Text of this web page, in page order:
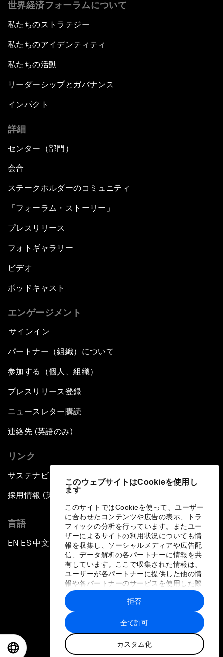
このウェブサイトはCookieを使用し
ます
このサイトではCookieを使って、ユーザー
に合わせたコンテンツや広告の表示、トラ
フィックの分析を行っています。またユー
ザーによるサイトの利用状況についても情
報を収集し、ソーシャルメディアや広告配
信、データ解析の各パートナーに情報を共
有しています。ここで収集された情報は、
ユーザーが各パートナーに提供した他の情
報や各パートナーのサービスを使用した際
に収集された情報と組み合わされ、各パー
トナーによって使用されることがありま
す。
全て許可
カスタム化
拒否
世界経済フォーラムについて
私たちのストラテジー
私たちのアイデンティティ
私たちの活動
リーダーシップとガバナンス
インパクト
詳細
センター（部門）
会合
ステークホルダーのコミュニティ
「フォーラム・ストーリー」
プレスリリース
フォトギャラリー
ビデオ
ポッドキャスト
エンゲージメント
サインイン
パートナー（組織）について
参加する（個人、組織）
プレスリリース登録
ニュースレター購読
連絡先 (英語のみ)
リンク
サステナビリティへの取り組み
採用情報 (英語のみ)
言語
EN ▪ES▪中文▪ 日本語
プライバシーポリシーと利用規約
サイトマップ
©
世界経済フォーラム